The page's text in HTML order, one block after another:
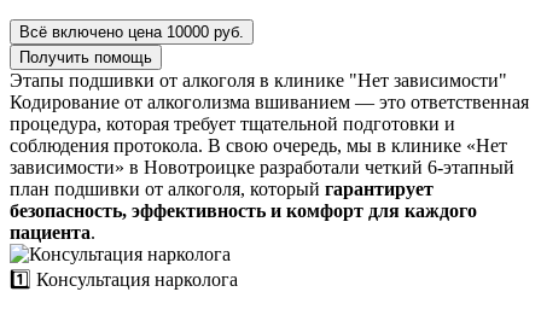
Всё включено цена 10000 руб.
Получить помощь
Этапы подшивки от алкоголя в клинике "Нет зависимости"
Кодирование от алкоголизма вшиванием — это ответственная
процедура, которая требует тщательной подготовки и
соблюдения протокола. В свою очередь, мы в клинике «Нет
зависимости» в Новотроицке разработали четкий 6-этапный
план подшивки от алкоголя, который гарантирует
безопасность, эффективность и комфорт для каждого
пациента.
1️⃣ Консультация нарколога